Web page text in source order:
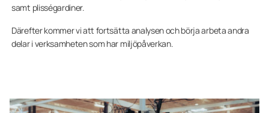
samt plisségardiner.
Därefter kommer vi att fortsätta analysen och börja arbeta andra
delar i verksamheten som har miljöpåverkan.